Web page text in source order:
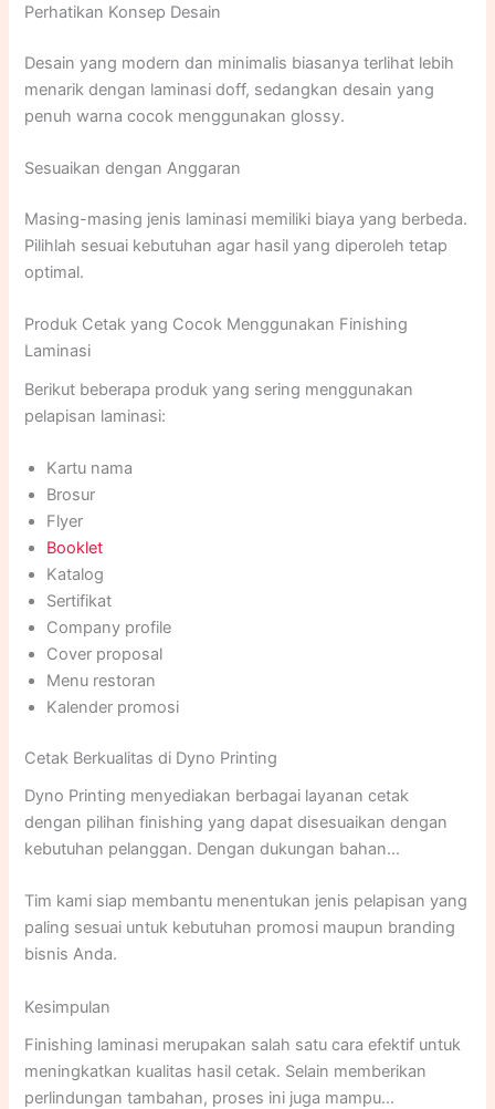
Perhatikan Konsep Desain
Desain yang modern dan minimalis biasanya terlihat lebih
menarik dengan laminasi doff, sedangkan desain yang
penuh warna cocok menggunakan glossy.
Sesuaikan dengan Anggaran
Masing-masing jenis laminasi memiliki biaya yang berbeda.
Pilihlah sesuai kebutuhan agar hasil yang diperoleh tetap
optimal.
Produk Cetak yang Cocok Menggunakan Finishing
Laminasi
Berikut beberapa produk yang sering menggunakan
pelapisan laminasi:
Kartu nama
Brosur
Flyer
Booklet
Katalog
Sertifikat
Company profile
Cover proposal
Menu restoran
Kalender promosi
Cetak Berkualitas di Dyno Printing
Dyno Printing menyediakan berbagai layanan cetak
dengan pilihan finishing yang dapat disesuaikan dengan
kebutuhan pelanggan. Dengan dukungan bahan
akan terlihat lebih menarik,awet, dan profesional.
Tim kami siap membantu menentukan jenis pelapisan yang
paling sesuai untuk kebutuhan promosi maupun branding
bisnis Anda.
Kesimpulan
Finishing laminasi merupakan salah satu cara efektif untuk
meningkatkan kualitas hasil cetak. Selain memberikan
perlindungan tambahan, proses ini juga mampu